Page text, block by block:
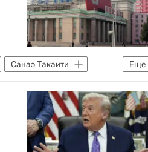
Еще
Санаэ Такаити